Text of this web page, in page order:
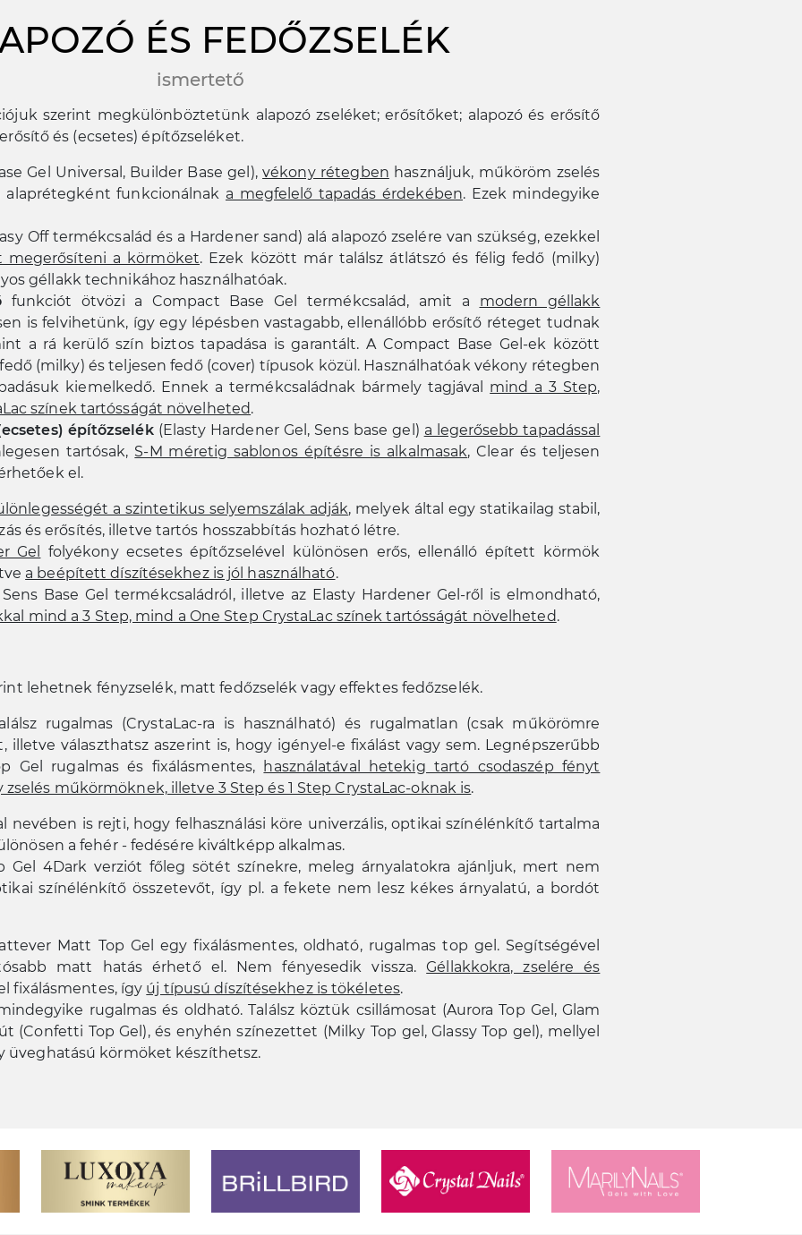
ÉS FEDŐZSELÉK
ismertető
szerint megkülönböztetünk alapozó zseléket; erősítőket; alapozó és erősítő
és (ecsetes) építőzseléket.
Gel Universal, Builder Base gel),vékony rétegben használjuk, műköröm zselés
funkcionálnak a megfelelő tapadás érdekében. Ezek mindegyike
Off termékcsalád és a Hardener sand) alá alapozó zselére van szükség, ezekkel
megerősíteni a körmöket. Ezek között már találsz átlátszó és félig fedő (milky)
géllakk technikához használhatóak.
funkciót ötvözi a Compact Base Gel termékcsalád, amit a modern géllakk
is felvihetünk, így egy lépésben vastagabb, ellenállóbb erősítő réteget tudnak
a rá kerülő szín biztos tapadása is garantált. A Compact Base Gel-ek között
(milky) és teljesen fedő (cover) típusok közül. Használhatóak vékony rétegben
kiemelkedő. Ennek a termékcsaládnak bármely tagjával mind a 3 Step,
színek tartósságát növelheted.
építőzselék(Elasty Hardener Gel, Sens base gel) a legerősebb tapadással
tartósak, S-M méretig sablonos építésre is alkalmasak, Clear és teljesen
el.
a szintetikus selyemszálak adják, melyek által egy statikailag stabil,
és erősítés, illetve tartós hosszabbítás hozható létre.
Gel
folyékony ecsetes építőzselével különösen erős, ellenálló épített körmök
a beépített díszítésekhez is jól használható.
Base Gel termékcsaládról, illetve az Elasty Hardener Gel-ről is elmondható,
mind a 3 Step, mind a One Step CrystaLac színek tartósságát növelheted.
lehetnek fényzselék, matt fedőzselék vagy effektes fedőzselék.
rugalmas (CrystaLac-ra is használható) és rugalmatlan (csak műkörömre
illetve választhatsz aszerint is, hogy igényel-e fixálást vagy sem. Legnépszerűbb
Gel rugalmas és fixálásmentes, használatával hetekig tartó csodaszép fényt
zselés műkörmöknek, illetve 3 Step és 1 Step CrystaLac-oknak is.
nevében is rejti, hogy felhasználási köre univerzális, optikai színélénkítő tartalma
a fehér - fedésére kiváltképp alkalmas.
Gel 4Dark verziót főleg sötét színekre, meleg árnyalatokra ajánljuk, mert nem
színélénkítő összetevőt, így pl. a fekete nem lesz kékes árnyalatú, a bordót
Matt Top Gel egy fixálásmentes, oldható, rugalmas top gel. Segítségével
matt hatás érhető el. Nem fényesedik vissza.Géllakkokra, zselére és
fixálásmentes, így új típusú díszítésekhez is tökéletes.
rugalmas és oldható. Találsz köztük csillámosat (Aurora Top Gel, Glam
(Confetti Top Gel), és enyhén színezettet (Milky Top gel, Glassy Top gel), mellyel
üveghatású körmöket készíthetsz.